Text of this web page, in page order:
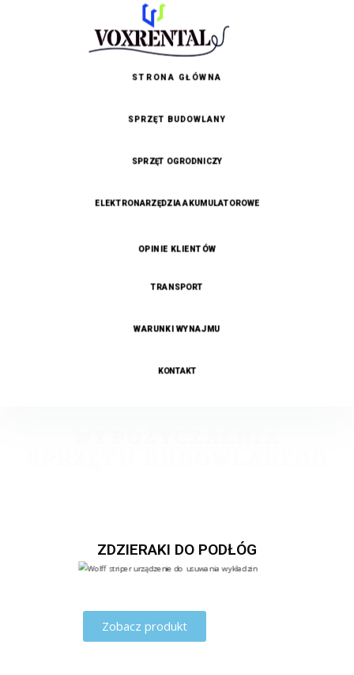
STRONA GŁÓWNA
SPRZĘT BUDOWLANY
SPRZĘT OGRODNICZY
ELEKTRONARZĘDZIA AKUMULATOROWE
OPINIE KLIENTÓW
TRANSPORT
WARUNKI WYNAJMU
KONTAKT
ZDZIERAKI DO PODŁÓG
Zobacz produkt